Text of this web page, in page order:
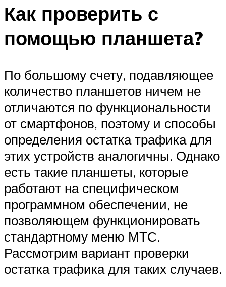
Как проверить с
помощью планшета?
По большому счету, подавляющее
количество планшетов ничем не
отличаются по функциональности
от смартфонов, поэтому и способы
определения остатка трафика для
этих устройств аналогичны. Однако
есть такие планшеты, которые
работают на специфическом
программном обеспечении, не
позволяющем функционировать
стандартному меню МТС.
Рассмотрим вариант проверки
остатка трафика для таких случаев.